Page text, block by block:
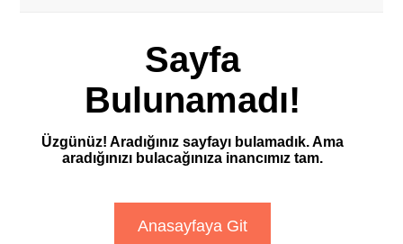
Sayfa
Bulunamadı!
Üzgünüz! Aradığınız sayfayı bulamadık. Ama
aradığınızı bulacağınıza inancımız tam.
Anasayfaya Git